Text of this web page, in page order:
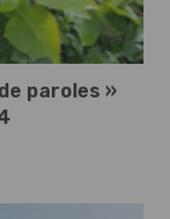
paroles »